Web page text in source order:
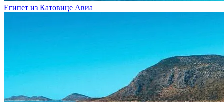
Египет из Катовице Авиа